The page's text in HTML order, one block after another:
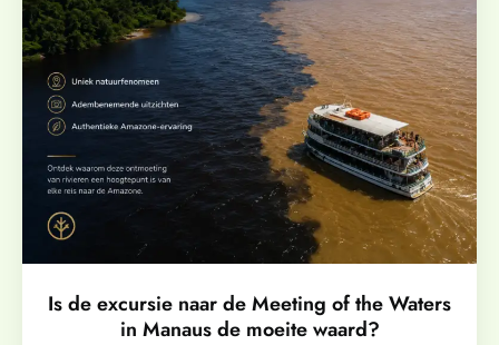
Is de excursie naar de Meeting of the Waters
in Manaus de moeite waard?